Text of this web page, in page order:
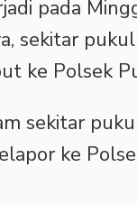
pada
sekitar
ke Polsek
sekitar
ke